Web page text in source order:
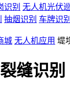
识别 无人机光伏
抽烟识别 车牌识别
城 无人机应用 堤
缝识别